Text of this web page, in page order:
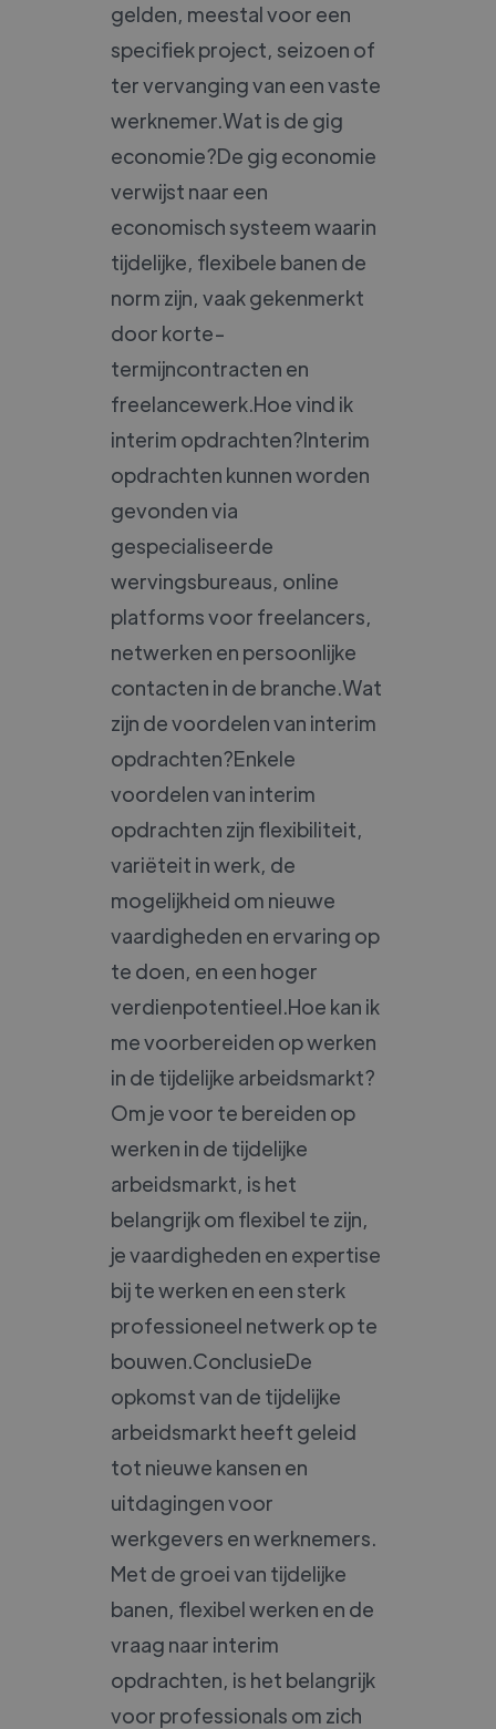
gelden, meestal voor een
specifiek project, seizoen of
ter vervanging van een vaste
werknemer.Wat is de gig
economie?De gig economie
verwijst naar een
economisch systeem waarin
tijdelijke, flexibele banen de
norm zijn, vaak gekenmerkt
door korte-
termijncontracten en
freelancewerk.Hoe vind ik
interim opdrachten?Interim
opdrachten kunnen worden
gevonden via
gespecialiseerde
wervingsbureaus, online
platforms voor freelancers,
netwerken en persoonlijke
contacten in de branche.Wat
zijn de voordelen van interim
opdrachten?Enkele
voordelen van interim
opdrachten zijn flexibiliteit,
variëteit in werk, de
mogelijkheid om nieuwe
vaardigheden en ervaring op
te doen, en een hoger
verdienpotentieel.Hoe kan ik
me voorbereiden op werken
in de tijdelijke arbeidsmarkt?
Om je voor te bereiden op
werken in de tijdelijke
arbeidsmarkt, is het
belangrijk om flexibel te zijn,
je vaardigheden en expertise
bij te werken en een sterk
professioneel netwerk op te
bouwen.ConclusieDe
opkomst van de tijdelijke
arbeidsmarkt heeft geleid
tot nieuwe kansen en
uitdagingen voor
werkgevers en werknemers.
Met de groei van tijdelijke
banen, flexibel werken en de
vraag naar interim
opdrachten, is het belangrijk
voor professionals om zich